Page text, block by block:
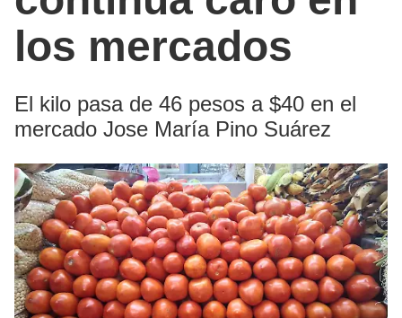
los mercados
El kilo pasa de 46 pesos a $40 en el
mercado Jose María Pino Suárez